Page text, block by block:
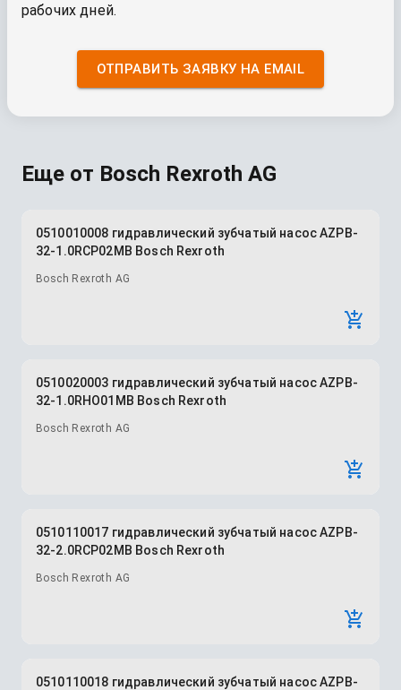
рабочих дней.
ОТПРАВИТЬ ЗАЯВКУ НА EMAIL
Еще от Bosch Rexroth AG
0510010008 гидравлический зубчатый насос AZPB-
32-1.0RCP02MB Bosch Rexroth
Bosch Rexroth AG
0510020003 гидравлический зубчатый насос AZPB-
32-1.0RHO01MB Bosch Rexroth
Bosch Rexroth AG
0510110017 гидравлический зубчатый насос AZPB-
32-2.0RCP02MB Bosch Rexroth
Bosch Rexroth AG
0510110018 гидравлический зубчатый насос AZPB-